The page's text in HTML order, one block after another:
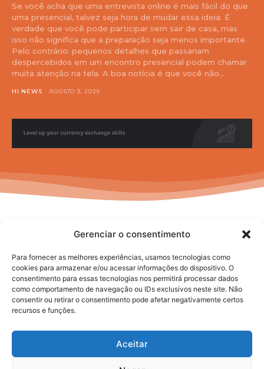
Gerenciar o consentimento
Para fornecer as melhores experiências, usamos tecnologias como
cookies para armazenar e/ou acessar informações do dispositivo. O
consentimento para essas tecnologias nos permitirá processar dados
como comportamento de navegação ou IDs exclusivos neste site. Não
consentir ou retirar o consentimento pode afetar negativamente certos
recursos e funções.
Aceitar
Se você acha que uma entrevista online é mais fácil do que
uma presencial, talvez seja hora de mudar essa ideia. É
verdade que você pode participar sem sair de casa, mas
isso não significa que a preparação seja menos importante.
Pelo contrário: pequenos detalhes que passariam
despercebidos em um encontro presencial podem chamar
muita atenção na tela. A boa notícia é que você não...
HI NEWS AGOSTO 3, 2026
No posts to display